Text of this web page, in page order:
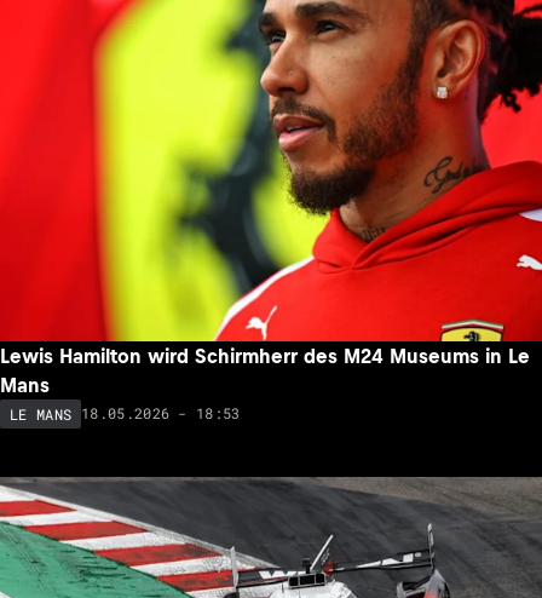
Lewis Hamilton wird Schirmherr des M24 Museums in Le
Mans
LE MANS 18.05.2026 - 18:53